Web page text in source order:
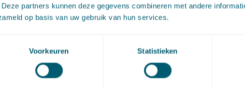
partners kunnen deze gegevens combineren met andere
op basis van uw gebruik van hun services.
Voorkeuren Statistieken
te mogen vervreemden ondanks het voorkeursrecht.
te laten vervallen, komt niet terug in de nieuwe wet. De Awb
in de bevoegdheid te beslissen op een dergelijk verzoek. Verschil
bij vestiging door de raad ook de raad om intrekking moet worden